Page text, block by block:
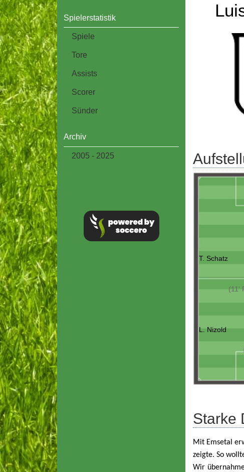
Spielerstatistik
Spiele
Tore
Assists
Scorer
Sünder
Archiv
2005 - 2025
T. Schatz
(11'
L. Nizold
Starke
Mit Emsetal
zeigte. So
Wir